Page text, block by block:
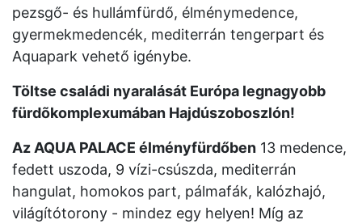
pezsgő- és hullámfürdő, élménymedence,
gyermekmedencék, mediterrán tengerpart és
Aquapark vehető igénybe.
Töltse családi nyaralását Európa legnagyobb
fürdõkomplexumában Hajdúszoboszlón!
Az AQUA PALACE élményfürdőben 13 medence,
fedett uszoda, 9 vízi-csúszda, mediterrán
hangulat, homokos part, pálmafák, kalózhajó,
világítótorony - mindez egy helyen! Míg az